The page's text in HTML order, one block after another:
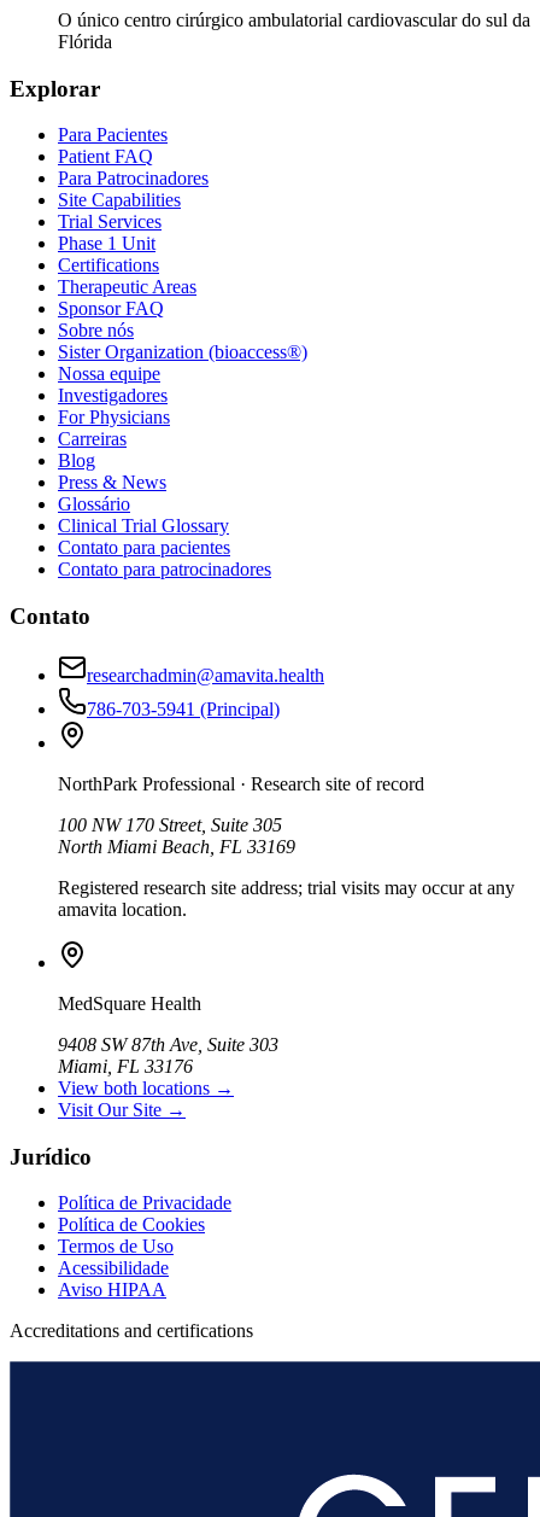
O único centro cirúrgico ambulatorial cardiovascular do sul da
Flórida
Explorar
Para Pacientes
Patient FAQ
Para Patrocinadores
Site Capabilities
Trial Services
Phase 1 Unit
Certifications
Therapeutic Areas
Sponsor FAQ
Sobre nós
Sister Organization (bioaccess®)
Nossa equipe
Investigadores
For Physicians
Carreiras
Blog
Press & News
Glossário
Clinical Trial Glossary
Contato para pacientes
Contato para patrocinadores
Contato
researchadmin@amavita.health
786-703-5941 (Principal)
NorthPark Professional · Research site of record
100 NW 170 Street, Suite 305
North Miami Beach, FL 33169
Registered research site address; trial visits may occur at any
amavita location.
MedSquare Health
9408 SW 87th Ave, Suite 303
Miami, FL 33176
View both locations →
Visit Our Site →
Jurídico
Política de Privacidade
Política de Cookies
Termos de Uso
Acessibilidade
Aviso HIPAA
Accreditations and certifications